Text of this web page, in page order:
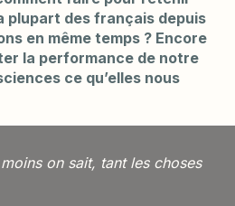
plupart des français depuis
en même temps ? Encore
la performance de notre
ce qu’elles nous
on sait, tant les choses